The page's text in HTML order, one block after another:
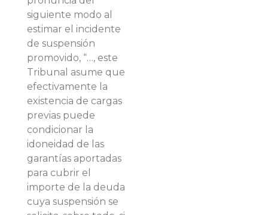
siguiente modo al
estimar el incidente
de suspensión
promovido, “…, este
Tribunal asume que
efectivamente la
existencia de cargas
previas puede
condicionar la
idoneidad de las
garantías aportadas
para cubrir el
importe de la deuda
cuya suspensión se